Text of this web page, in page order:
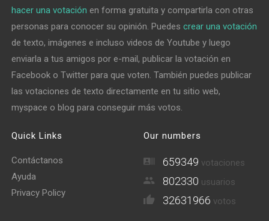
hacer una votación en forma gratuita y compartirla con otras
personas para conocer su opinión. Puedescrear una votación
de texto, imágenes e incluso videos de Youtube y luego
enviarla a tus amigos por e-mail, publicar la votación en
Facebook o Twitter para que voten. También puedes publicar
las votaciones de texto directamente en tu sitio web,
myspace o blog para conseguir más votos.
Quick Links
Contáctanos
Ayuda
Privacy Policy
Our numbers
659349 votaciones
802330 usuarios
32631966 votos